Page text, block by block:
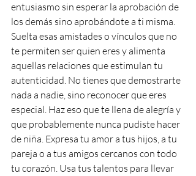
entusiasmo sin esperar la aprobación de
los demás sino aprobándote a ti misma.
Suelta esas amistades o vínculos que no
te permiten ser quien eres y alimenta
aquellas relaciones que estimulan tu
autenticidad. No tienes que demostrarte
nada a nadie, sino reconocer que eres
especial. Haz eso que te llena de alegría y
que probablemente nunca pudiste hacer
de niña. Expresa tu amor a tus hijos, a tu
pareja o a tus amigos cercanos con todo
tu corazón. Usa tus talentos para llevar